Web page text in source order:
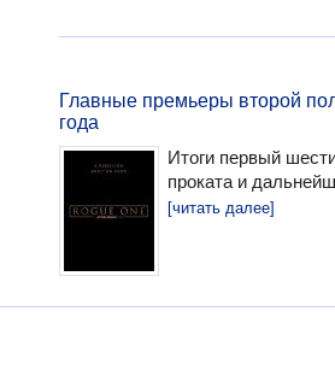
Главные премьеры второй
года
Итоги первый
проката и
[читать далее]